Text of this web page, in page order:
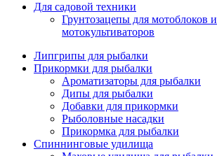
Для садовой техники
Грунтозацепы для мотоблоков и
мотокультиваторов
Липгрипы для рыбалки
Прикормки для рыбалки
Ароматизаторы для рыбалки
Дипы для рыбалки
Добавки для прикормки
Рыболовные насадки
Прикормка для рыбалки
Спиннинговые удилища